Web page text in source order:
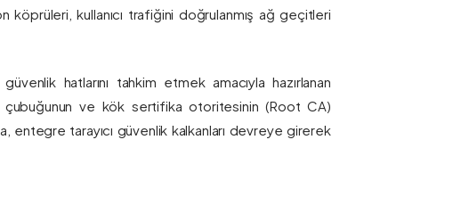
kullanıcı trafiğini doğrulanmış ağ geçitleri
hatlarını tahkim etmek amacıyla hazırlanan
çubuğunun ve kök sertifika otoritesinin (Root CA)
entegre tarayıcı güvenlik kalkanları devreye girerek